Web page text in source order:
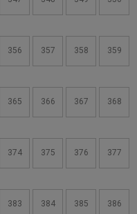
356 357 358 359
365 366 367 368
374 375 376 377
383 384 385 386